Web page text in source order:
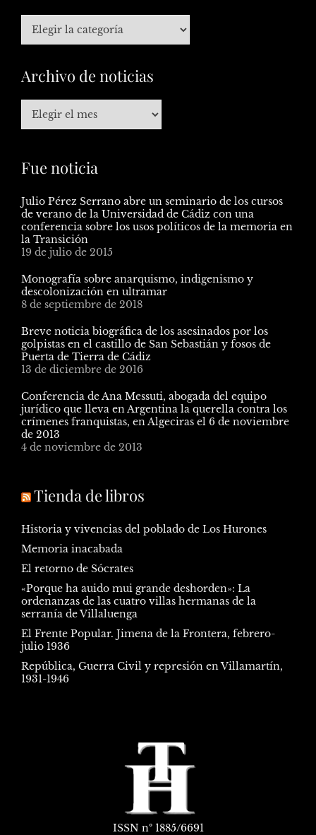
Archivo de noticias
Fue noticia
Julio Pérez Serrano abre un seminario de los cursos
de verano de la Universidad de Cádiz con una
conferencia sobre los usos políticos de la memoria en
la Transición
19 de julio de 2015
Monografía sobre anarquismo, indigenismo y
descolonización en ultramar
8 de septiembre de 2018
Breve noticia biográfica de los asesinados por los
golpistas en el castillo de San Sebastián y fosos de
Puerta de Tierra de Cádiz
13 de diciembre de 2016
Conferencia de Ana Messuti, abogada del equipo
jurídico que lleva en Argentina la querella contra los
crímenes franquistas, en Algeciras el 6 de noviembre
de 2013
4 de noviembre de 2013
Tienda de libros
Historia y vivencias del poblado de Los Hurones
Memoria inacabada
El retorno de Sócrates
«Porque ha auido mui grande deshorden»: La
ordenanzas de las cuatro villas hermanas de la
serranía de Villaluenga
El Frente Popular. Jimena de la Frontera, febrero-
julio 1936
República, Guerra Civil y represión en Villamartín,
1931-1946
ISSN nº 1885/6691